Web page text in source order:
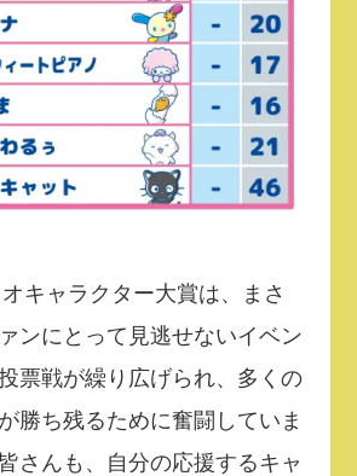
キャラクター大賞は、まさ
ンにとって見逃せないイベン
票戦が繰り広げられ、多くの
勝ち残るために奮闘していま
さんも、自分の応援するキャ